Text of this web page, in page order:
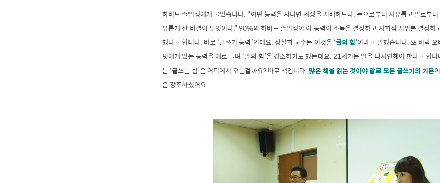
하버드 졸업생에게 물었습니다. “어떤 능력을 지니면 세상을 지배하느냐. 돈으로부터 자유롭고 일로부
유롭게 산 비결이 무엇이냐.” 90%의 하버드 졸업생이 이 능력이 소득을 결정하고 사회적 지위를 결정하
했다고 합니다. 바로 ‘글쓰기 능력’인데요. 정철희 교수는 이것을‘글의 힘’이라고 말했습니다. 또 버락
핏에게 있는 능력을 예로 들며 ‘말의 힘’을 강조하기도 했는데요. 21세기는 말을 디자인해야 한다고 합
는 ‘글쓰는 힘’은 어디에서 오는걸까요? 바로 책입니다.많은 책을 읽는 것이야 말로 모든 글쓰기의 기본
은 강조하셨어요.